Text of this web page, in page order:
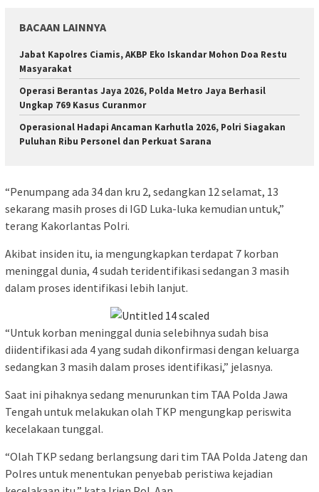
BACAAN LAINNYA
Jabat Kapolres Ciamis, AKBP Eko Iskandar Mohon Doa Restu
Masyarakat
Operasi Berantas Jaya 2026, Polda Metro Jaya Berhasil
Ungkap 769 Kasus Curanmor
Operasional Hadapi Ancaman Karhutla 2026, Polri Siagakan
Puluhan Ribu Personel dan Perkuat Sarana
“Penumpang ada 34 dan kru 2, sedangkan 12 selamat, 13
sekarang masih proses di IGD Luka-luka kemudian untuk,”
terang Kakorlantas Polri.
Akibat insiden itu, ia mengungkapkan terdapat 7 korban
meninggal dunia, 4 sudah teridentifikasi sedangan 3 masih
dalam proses identifikasi lebih lanjut.
“Untuk korban meninggal dunia selebihnya sudah bisa
diidentifikasi ada 4 yang sudah dikonfirmasi dengan keluarga
sedangkan 3 masih dalam proses identifikasi,” jelasnya.
Saat ini pihaknya sedang menurunkan tim TAA Polda Jawa
Tengah untuk melakukan olah TKP mengungkap periswita
kecelakaan tunggal.
“Olah TKP sedang berlangsung dari tim TAA Polda Jateng dan
Polres untuk menentukan penyebab peristiwa kejadian